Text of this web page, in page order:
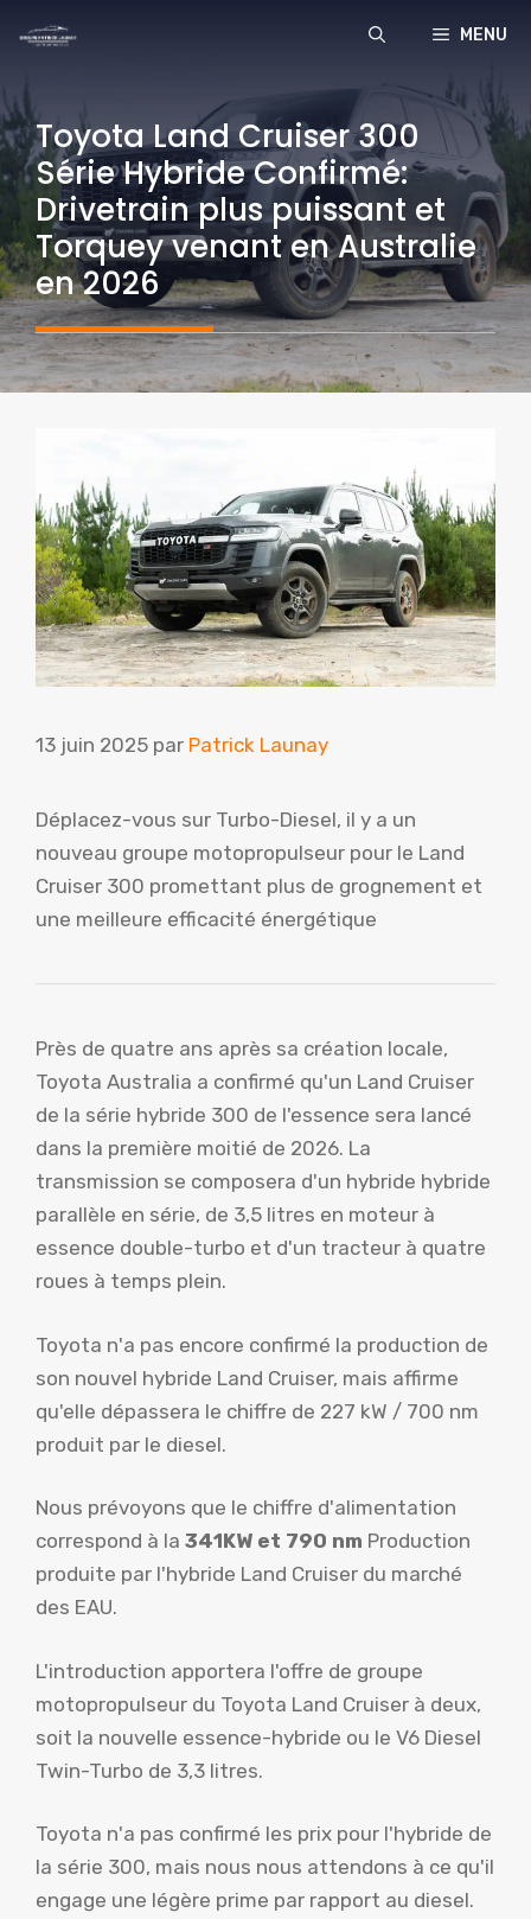
MENU
Toyota Land Cruiser 300
Série Hybride Confirmé:
Drivetrain plus puissant et
Torquey venant en Australie
en 2026
13 juin 2025 par Patrick Launay
Déplacez-vous sur Turbo-Diesel, il y a un
nouveau groupe motopropulseur pour le Land
Cruiser 300 promettant plus de grognement et
une meilleure efficacité énergétique
Près de quatre ans après sa création locale,
Toyota Australia a confirmé qu'un Land Cruiser
de la série hybride 300 de l'essence sera lancé
dans la première moitié de 2026. La
transmission se composera d'un hybride hybride
parallèle en série, de 3,5 litres en moteur à
essence double-turbo et d'un tracteur à quatre
roues à temps plein.
Toyota n'a pas encore confirmé la production de
son nouvel hybride Land Cruiser, mais affirme
qu'elle dépassera le chiffre de 227 kW / 700 nm
produit par le diesel.
Nous prévoyons que le chiffre d'alimentation
correspond à la 341KW et 790 nm Production
produite par l'hybride Land Cruiser du marché
des EAU.
L'introduction apportera l'offre de groupe
motopropulseur du Toyota Land Cruiser à deux,
soit la nouvelle essence-hybride ou le V6 Diesel
Twin-Turbo de 3,3 litres.
Toyota n'a pas confirmé les prix pour l'hybride de
la série 300, mais nous nous attendons à ce qu'il
engage une légère prime par rapport au diesel.